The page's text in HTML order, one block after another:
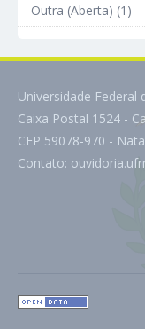
Outra (Aberta) (1)
Universidade Federal
Caixa Postal 1524 -
CEP 59078-970 -
Contato: